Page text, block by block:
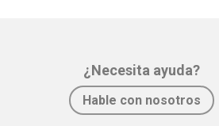
¿Necesita ayuda?
Hable con nosotros